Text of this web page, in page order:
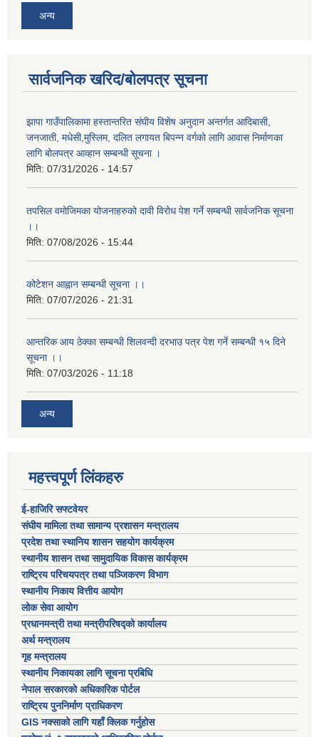
अन्य
सार्वजनिक खरिद/बोलपत्र सूचना
झापा गाउँपालिकामा हस्तान्तरित संघीय विशेष अनुदान अन्तर्गत आदिबासी,
जनजाती, मधेसी,मुस्लिम, दलित लगायत बिपन्न वर्गको लागि आवास निर्माणका
लागि बोलपत्र आव्हान सम्बन्धी सूचना ।
मिति: 07/31/2026 - 14:57
तपसिल वमोजिमका योजनाहरुको दावी विरोध पेश गर्ने सम्बन्धी सार्वजनिक सूचना
।।
मिति: 07/08/2026 - 15:44
कोटेशन आह्वान सम्बन्धी सूचना ।।
मिति: 07/07/2026 - 21:31
आन्तरिक आय ठेक्का सम्बन्धी शिलवन्दी दरभाउ पत्र पेश गर्ने सम्बन्धी १५ दिने
सूचना ।।
मिति: 07/03/2026 - 11:18
अन्य
महत्त्वपूर्ण लिंकहरु
ई-हाजिरि सफ्टवेयर
संघीय मामिला तथा सामान्य प्रशासन मन्त्रालय
प्रदेश तथा स्थानिय शासन सहयोग कार्यक्रम
स्थानीय शासन तथा सामुदायिक विकास कार्यक्रम
राष्ट्रिय परिचयपत्र तथा पञ्जिकरण विभाग
स्थानीय निकाय वित्तीय आयोग
लोक सेवा आयोग
प्रधानमन्त्री तथा मन्त्रीपरिषद्को कार्यालय
अर्थ मन्त्रालय
गृह मन्त्रालय
स्थानीय निकायका लागि सूचना प्रबिधि
नेपाल सरकारको अधिकारिक पोर्टल
राष्ट्रिय पुननिर्माण प्राधिकरण
GIS नक्साको लागि यहाँ क्लिक गर्नुहोस